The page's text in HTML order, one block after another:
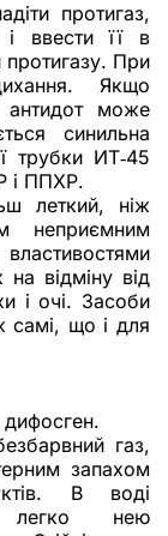
протигаз,
і ввести її в
протигазу. При
Якщо
антидот може
синильна
трубки ИТ‑45
і ППХР.
леткий, ніж
неприємним
відміну від
і очі. Засоби
самі, що і для
газ,
запахом
В воді
легко нею